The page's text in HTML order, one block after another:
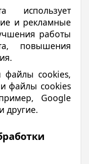
использует
и рекламные
работы
повышения
файлы cookies,
файлы cookies
Google
другие.